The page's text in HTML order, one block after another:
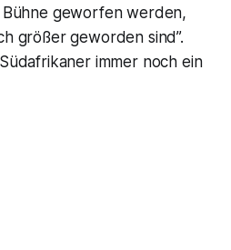
geworfen werden,
größer geworden sind”.
immer noch ein